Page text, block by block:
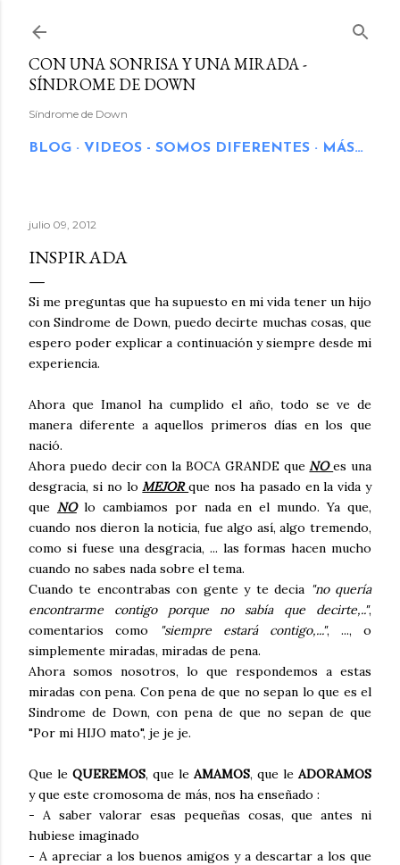
CON UNA SONRISA Y UNA MIRADA -
SÍNDROME DE DOWN
Síndrome de Down
BLOG VIDEOS - SOMOS DIFERENTES MÁS…
julio 09, 2012
INSPIRADA
Si me preguntas que ha supuesto en mi vida tener un hijo
con Sindrome de Down, puedo decirte muchas cosas, que
espero poder explicar a continuación y siempre desde mi
experiencia.
Ahora que Imanol ha cumplido el año, todo se ve de
manera diferente a aquellos primeros días en los que
nació.
Ahora puedo decir con la BOCA GRANDE queNOes una
desgracia, si no loMEJORque nos ha pasado en la vida y
que NOlo cambiamos por nada en el mundo. Ya que,
cuando nos dieron la noticia, fue algo así, algo tremendo,
como si fuese una desgracia, ... las formas hacen mucho
cuando no sabes nada sobre el tema.
Cuando te encontrabas con gente y te decia "no quería
encontrarme contigo porque no sabía que decirte,..",
comentarios como
"siempre estará contigo,...", ..., o
simplemente miradas, miradas de pena.
Ahora somos nosotros, lo que respondemos a estas
miradas con pena. Con pena de que no sepan lo que es el
Sindrome de Down, con pena de que no sepan de que
"Por mi HIJO mato", je je je.
Que le QUEREMOS, que le AMAMOS, que le ADORAMOS
y que este cromosoma de más, nos ha enseñado :
- A saber valorar esas pequeñas cosas, que antes ni
hubiese imaginado
- A apreciar a los buenos amigos y a descartar a los que